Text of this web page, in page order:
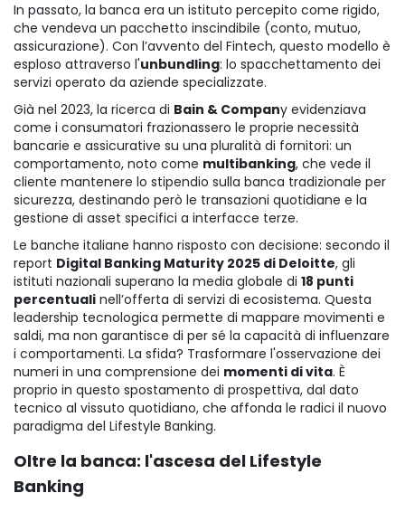
In passato, la banca era un istituto percepito come rigido,
che vendeva un pacchetto inscindibile (conto, mutuo,
assicurazione). Con l’avvento del Fintech, questo modello è
esploso attraverso l'unbundling: lo spacchettamento dei
servizi operato da aziende specializzate.
Già nel 2023, la ricerca di Bain & Company evidenziava
come i consumatori frazionassero le proprie necessità
bancarie e assicurative su una pluralità di fornitori: un
comportamento, noto come multibanking, che vede il
cliente mantenere lo stipendio sulla banca tradizionale per
sicurezza, destinando però le transazioni quotidiane e la
gestione di asset specifici a interfacce terze.
Le banche italiane hanno risposto con decisione: secondo il
report Digital Banking Maturity 2025 di Deloitte, gli
istituti nazionali superano la media globale di 18 punti
percentuali nell’offerta di servizi di ecosistema. Questa
leadership tecnologica permette di mappare movimenti e
saldi, ma non garantisce di per sé la capacità di influenzare
i comportamenti. La sfida? Trasformare l'osservazione dei
numeri in una comprensione dei momenti di vita. È
proprio in questo spostamento di prospettiva, dal dato
tecnico al vissuto quotidiano, che affonda le radici il nuovo
paradigma del Lifestyle Banking.
Oltre la banca: l'ascesa del Lifestyle
Banking